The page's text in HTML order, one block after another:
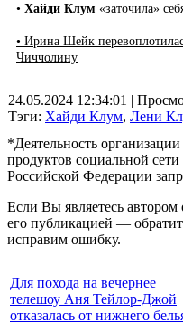
• Хайди Клум «заточила»
• Ирина Шейк
Чиччолину
24.05.2024 12:34:01 |
Тэги: Хайди Клум, Лени
*Деятельность
продуктов социальной
Российской Федерации
Если Вы являетесь
его публикацией —
исправим ошибку.
Для похода на вечернее
телешоу Аня Тейлор-Джой
отказалась от нижнего